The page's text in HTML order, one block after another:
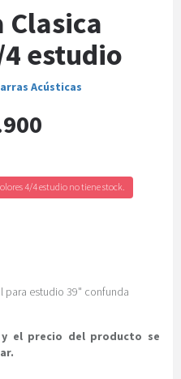
estudio
Acústicas
4/4 estudio no tiene stock.
para estudio 39" confunda
el precio del producto se